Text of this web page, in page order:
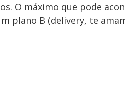
O máximo que pode
plano B (delivery, te